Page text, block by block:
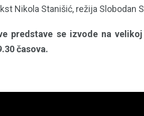
Nikola Stanišić, režija Slobodan
predstave se izvode na
časova.